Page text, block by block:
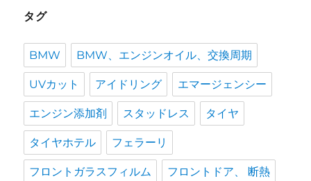
タグ
BMW BMW、エンジンオイル、交換周期
UVカット アイドリング エマージェンシー
エンジン添加剤 スタッドレス タイヤ
タイヤホテル フェラーリ
フロントガラスフィルム フロントドア、 断熱